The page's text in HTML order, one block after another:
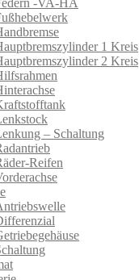
-VA-HA
1 Kreis
2 Kreis
– Schaltung
Reifen